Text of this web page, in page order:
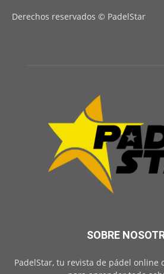
Derechos reservados © PadelStar
SOBRE
PadelStar, tu revista de pádel online